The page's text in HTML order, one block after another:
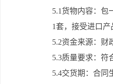
5.1货物内容：包
1套，接受进口产
5.2资金来源：财
5.3质量要求：符
5.4交货期：合同